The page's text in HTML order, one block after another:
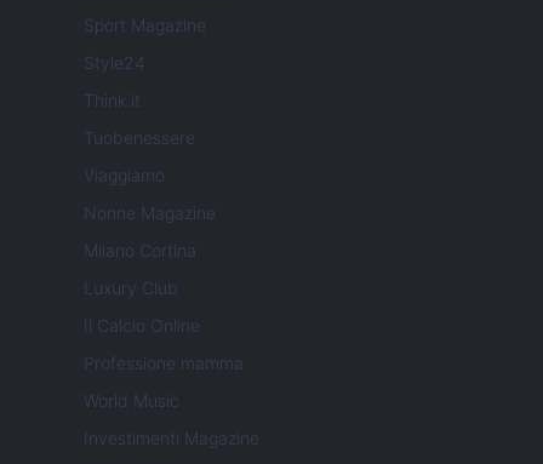
Sport Magazine
Style24
Think.it
Tuobenessere
Viaggiamo
Nonne Magazine
Milano Cortina
Luxury Club
Il Calcio Online
Professione mamma
World Music
Investimenti Magazine